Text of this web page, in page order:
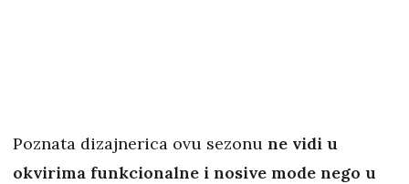
Poznata dizajnerica ovu sezonu ne vidi u
okvirima funkcionalne i nosive mode nego u